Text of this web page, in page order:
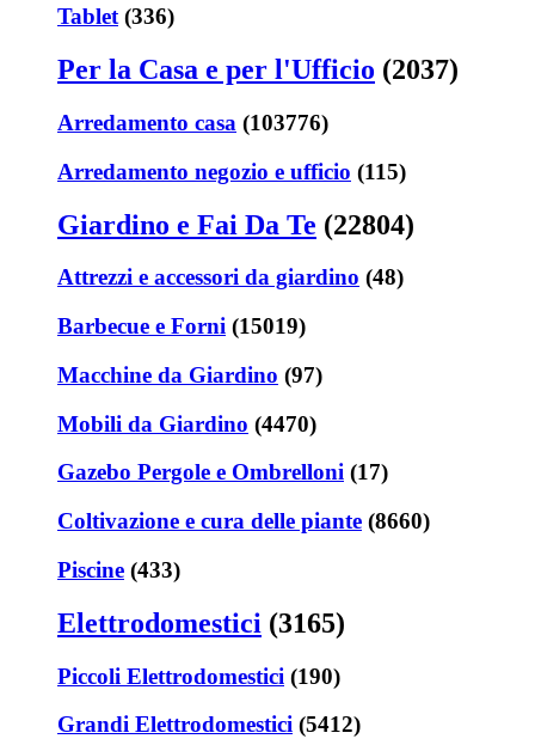
Tablet (336)
Per la Casa e per l'Ufficio (2037)
Arredamento casa (103776)
Arredamento negozio e ufficio (115)
Giardino e Fai Da Te (22804)
Attrezzi e accessori da giardino (48)
Barbecue e Forni (15019)
Macchine da Giardino (97)
Mobili da Giardino (4470)
Gazebo Pergole e Ombrelloni (17)
Coltivazione e cura delle piante (8660)
Piscine (433)
Elettrodomestici (3165)
Piccoli Elettrodomestici (190)
Grandi Elettrodomestici (5412)